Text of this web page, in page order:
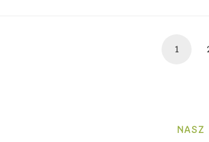
1
NASZ